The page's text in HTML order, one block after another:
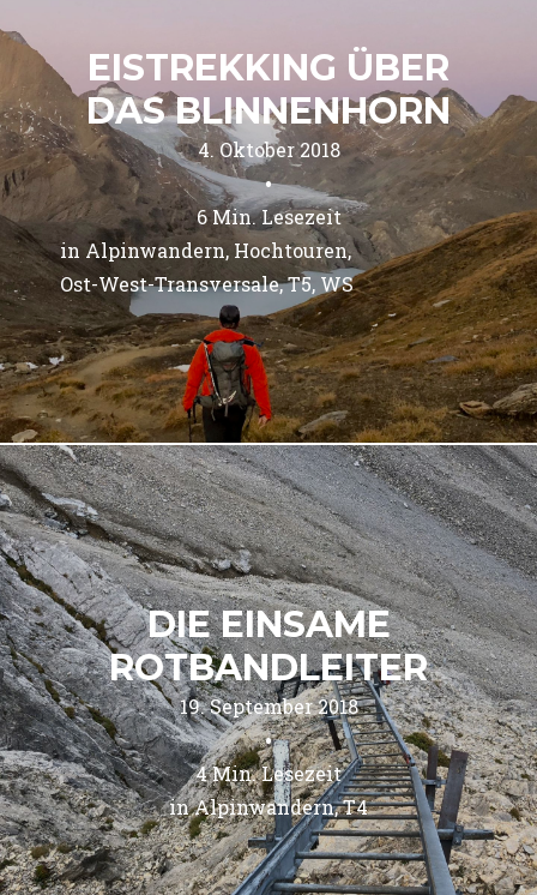
EISTREKKING ÜBER
DAS BLINNENHORN
4. Oktober 2018
•
6 Min. Lesezeit
in Alpinwandern Hochtouren
Ost-West-Transversale T5 WS
DIE EINSAME
ROTBANDLEITER
19. September 2018
•
4Min. Lesezeit
in Alpinwandern T4